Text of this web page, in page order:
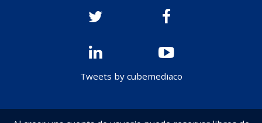
Tweets by cubemediaco